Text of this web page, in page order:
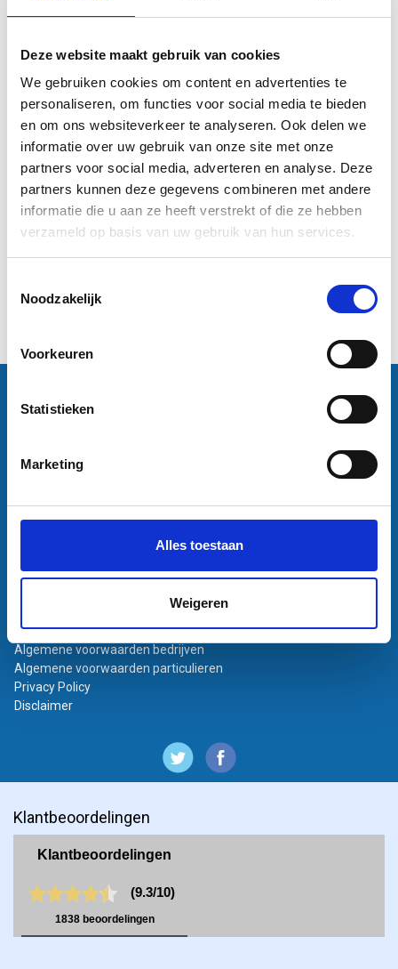
Deze website maakt gebruik van cookies
We gebruiken cookies om content en advertenties te
personaliseren, om functies voor social media te bieden
en om ons websiteverkeer te analyseren. Ook delen we
informatie over uw gebruik van onze site met onze
partners voor social media, adverteren en analyse. Deze
partners kunnen deze gegevens combineren met andere
informatie die u aan ze heeft verstrekt of die ze hebben
verzameld op basis van uw gebruik van hun services.
Noodzakelijk
Voorkeuren
Statistieken
Marketing
Alles toestaan
Weigeren
A3 kunststof poster (42 x
29,7 cm)
€7,50
B0 kunststof poster (140 x
100 cm)
€34,50
Excl. btw
Sneleenposter.nl
info@sneleenposter.nl
37045320
Klantenservice
Bestand laten opmaken
Algemene voorwaarden bedrijven
Algemene voorwaarden particulieren
Privacy Policy
Disclaimer
Klantbeoordelingen